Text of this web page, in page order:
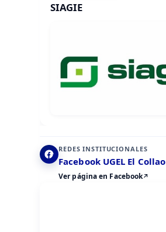
SIAGIE
REDES INSTITUCIONALES
Facebook UGEL El Collao
Ver página en Facebook